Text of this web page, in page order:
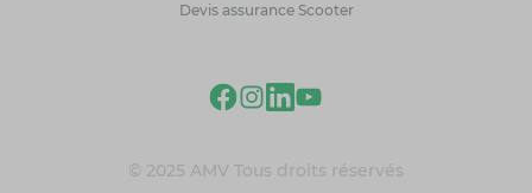
Devis assurance Scooter
© 2025 AMV Tous droits réservés